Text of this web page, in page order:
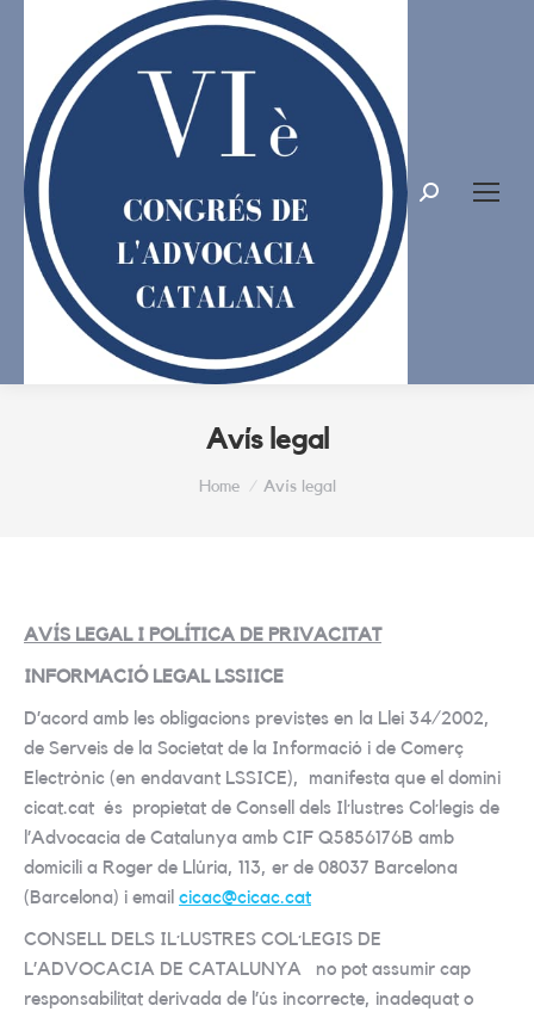
Search:
Avís legal
Home Avís legal
AVÍS LEGAL I POLÍTICA DE PRIVACITAT
INFORMACIÓ LEGAL LSSIICE
D’acord amb les obligacions previstes en la Llei 34/2002,
de Serveis de la Societat de la Informació i de Comerç
Electrònic (en endavant LSSICE), manifesta que el domini
cicat.cat és propietat de Consell dels Il·lustres Col·legis de
l’Advocacia de Catalunya amb CIF Q5856176B amb
domicili a Roger de Llúria, 113, er de 08037 Barcelona
(Barcelona) i email cicac@cicac.cat
CONSELL DELS IL·LUSTRES COL·LEGIS DE
L’ADVOCACIA DE CATALUNYA no pot assumir cap
responsabilitat derivada de l’ús incorrecte, inadequat o